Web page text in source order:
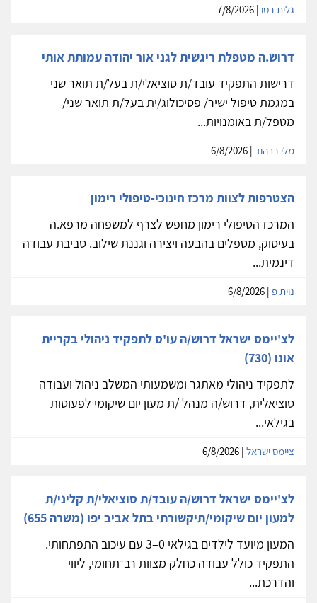
גלית בסו
דרוש.ה מטפלת ריגשית לגני אור יהודה עמותת אותי
דרישות התפקיד עובד/ת סוציאלי/ת בעל/ת תואר שני
במגמת טיפול ישיר/ פסיכולוג/ית בעל/ת תואר שני/
מטפל/ת באומנויות...
מלי ברהוד
הצטרפות לצוות מרכז חינוכי-טיפולי רימון
המרכז הטיפולי רימון מחפש לצרף למשפחה מרפא.ה
בעיסוק, מטפלים בהבעה ויצירה וגננת שילוב. סביבת עבודה
דינמית...
נוית פ
לצ'יימס ישראל דרוש/ה עו'ס לתפקיד ניהולי בקריית
אונו (730)
לתפקיד ניהולי מאתגר ומשמעותי המשלב ניהול ועבודה
סוציאלית, דרוש/ה מנהל /ת מעון יום שיקומי לפעוטות
בגילאי...
ציימס ישראל
לצ'יימס ישראל דרוש/ה עובד/ת סוציאלי/ת קליני/ת
למעון יום שיקומי/תיקשורתי בתל אביב יפו (משרה 655)
המעון מיועד לילדים בגילאי 0–3 עם עיכוב התפתחותי.
התפקיד כולל עבודה כחלק מצוות רב־תחומי, ליווי
והדרכת...